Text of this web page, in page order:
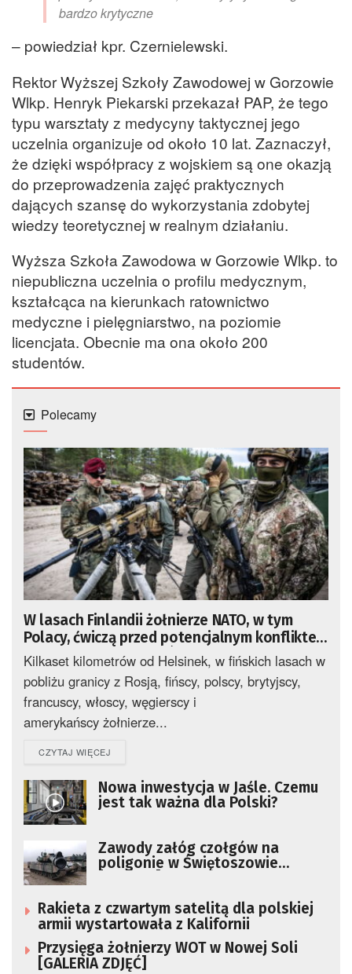
bardzo krytyczne
– powiedział kpr. Czernielewski.
Rektor Wyższej Szkoły Zawodowej w Gorzowie
Wlkp. Henryk Piekarski przekazał PAP, że tego
typu warsztaty z medycyny taktycznej jego
uczelnia organizuje od około 10 lat. Zaznaczył,
że dzięki współpracy z wojskiem są one okazją
do przeprowadzenia zajęć praktycznych
dających szansę do wykorzystania zdobytej
wiedzy teoretycznej w realnym działaniu.
Wyższa Szkoła Zawodowa w Gorzowie Wlkp. to
niepubliczna uczelnia o profilu medycznym,
kształcąca na kierunkach ratownictwo
medyczne i pielęgniarstwo, na poziomie
licencjata. Obecnie ma ona około 200
studentów.
Polecamy
W lasach Finlandii żołnierze NATO, w tym
Polacy, ćwiczą przed potencjalnym konfliktem
z Rosją [GALERIA ZDJĘĆ]
Kilkaset kilometrów od Helsinek, w fińskich lasach w
pobliżu granicy z Rosją, fińscy, polscy, brytyjscy,
francuscy, włoscy, węgierscy i
amerykańscy żołnierze...
CZYTAJ WIĘCEJ
Nowa inwestycja w Jaśle. Czemu
jest tak ważna dla Polski?
Zawody załóg czołgów na
poligonie w Świętoszowie
Rakieta z czwartym satelitą dla polskiej
armii wystartowała z Kalifornii
Przysięga żołnierzy WOT w Nowej Soli
[GALERIA ZDJĘĆ]